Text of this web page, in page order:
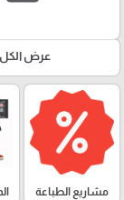
عرض الكل
مشاريع الطباعة